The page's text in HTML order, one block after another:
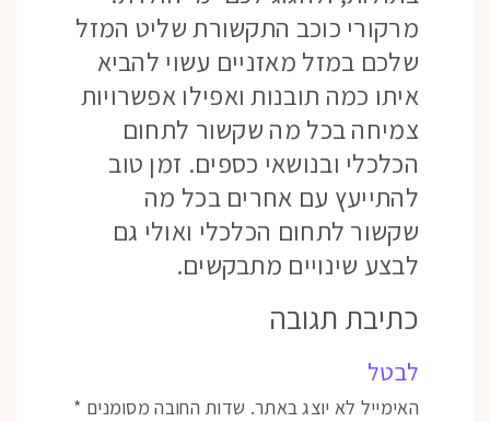
מרקורי כוכב התקשורת שליט המזל
שלכם במזל מאזניים עשוי להביא
איתו כמה תובנות ואפילו אפשרויות
צמיחה בכל מה שקשור לתחום
הכלכלי ובנושאי כספים. זמן טוב
להתייעץ עם אחרים בכל מה
שקשור לתחום הכלכלי ואולי גם
לבצע שינויים מתבקשים.
כתיבת תגובה
לבטל
האימייל לא יוצג באתר. שדות החובה מסומנים *